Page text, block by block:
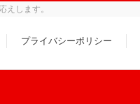
えします。
プライバシーポリシー